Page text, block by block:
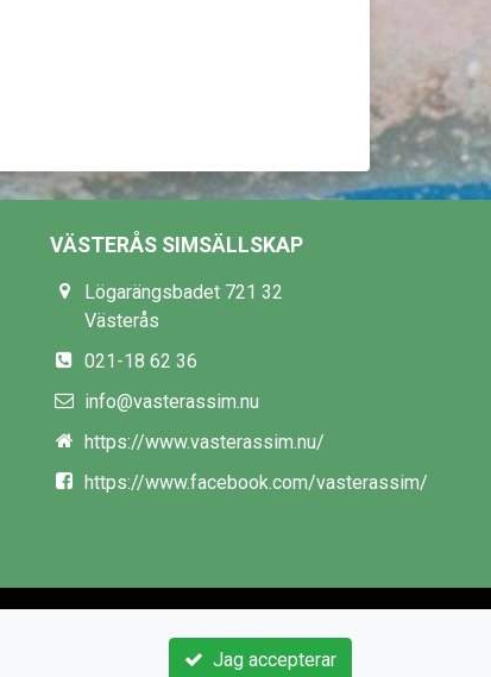
VÄSTERÅS SIMSÄLLSKAP
Lögarängsbadet 721 32
Västerås
021-18 62 36
info@vasterassim.nu
https://www.vasterassim.nu/
https://www.facebook.com/vasterassim/
Jag accepterar